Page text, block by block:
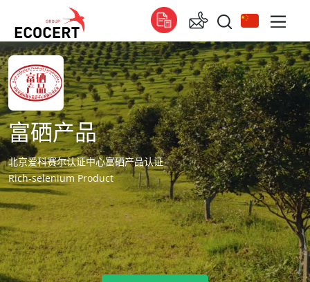
我们的服务
认证
培训
技术服务
全球的
Global (法语)
Global (英语)
Global (西班牙语)
非洲
南非 (英语)
突尼斯 (法语)
亚洲
富硒产品
北京爱科赛尔认证中心富硒产品认证
Rich-selenium Product